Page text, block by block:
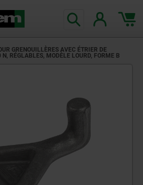
GRENOUILLÈRES AVEC ÉTRIER DE
N, RÉGLABLES, MODÈLE LOURD, FORME B